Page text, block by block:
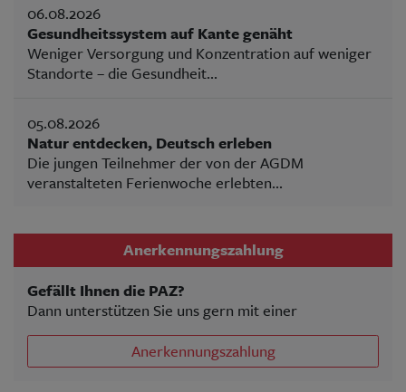
06.08.2026
Gesundheitssystem auf Kante genäht
Weniger Versorgung und Konzentration auf weniger
Standorte – die Gesundheit...
05.08.2026
Natur entdecken, Deutsch erleben
Die jungen Teilnehmer der von der AGDM
veranstalteten Ferienwoche erlebten...
Anerkennungszahlung
Gefällt Ihnen die PAZ?
Dann unterstützen Sie uns gern mit einer
Anerkennungszahlung